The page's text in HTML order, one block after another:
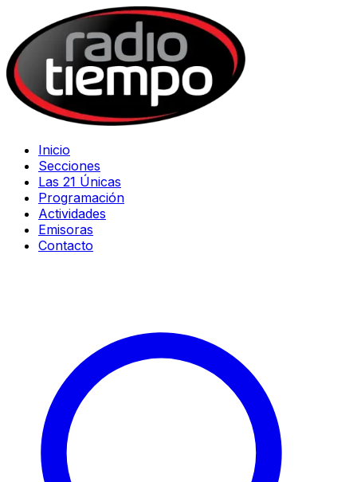
Inicio
Secciones
Las 21 Únicas
Programación
Actividades
Emisoras
Contacto